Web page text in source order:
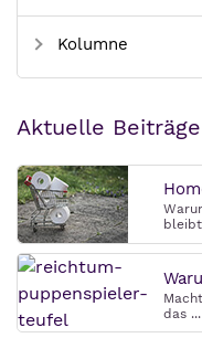
Kolumne
Aktuelle Beiträge
das ...